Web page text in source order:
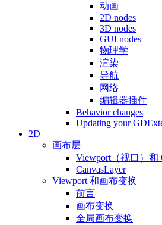
动画
2D nodes
3D nodes
GUI nodes
物理学
渲染
导航
网络
编辑器插件
Behavior changes
Updating your
2D
画布层
Viewport（视口）和
CanvasLayer
Viewport 和画布变换
前言
画布变换
全局画布变换